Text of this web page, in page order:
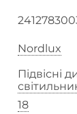
Nordlux
Підвісні
18